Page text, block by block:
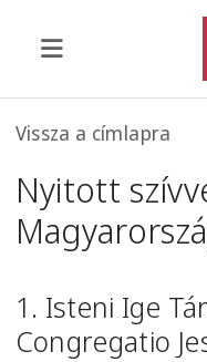
Morzsa
Vissza a címlapra
Nyitott
1. Isteni Ige
Congregatio